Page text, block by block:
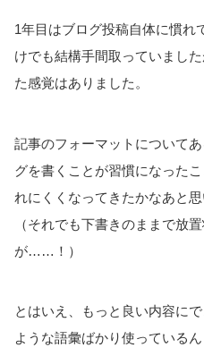
1年目はブログ投稿自体に慣れ
けでも結構手間取っていまし
た感覚はありました。
記事のフォーマットについて
グを書くことが習慣になった
れにくくなってきたかなあと思
（それでも下書きのままで放
が……！）
とはいえ、もっと良い内容に
ような語彙ばかり使っている